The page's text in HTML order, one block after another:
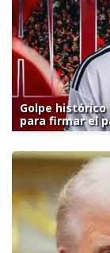
Golpe
para firmar el